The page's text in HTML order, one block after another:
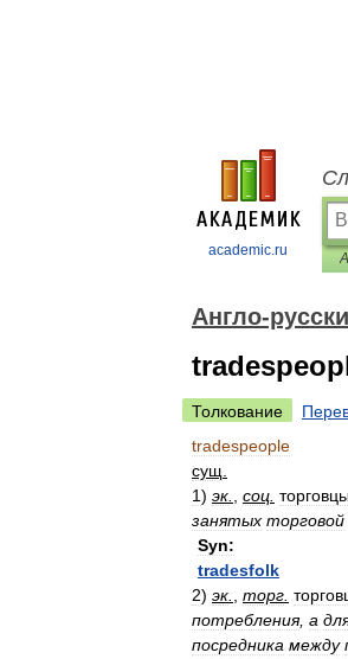
academic.ru
Англо-
Толкование
tradespeople
сущ
1) эк соц
занятых торговой
Syn:
tradesfolk
2) эк торг
потребления, а
посредника между